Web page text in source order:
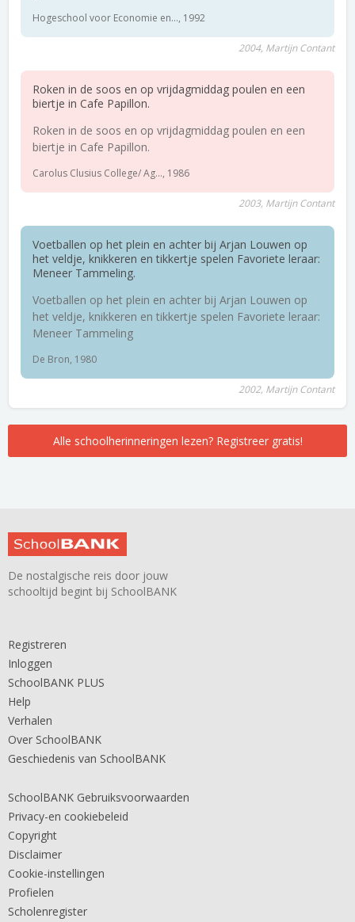
Hogeschool voor Economie en..., 1992
2004, Martijn Contant
Roken in de soos en op vrijdagmiddag poulen en een
biertje in Cafe Papillon.
Roken in de soos en op vrijdagmiddag poulen en een
biertje in Cafe Papillon.
Carolus Clusius College/ Ag..., 1986
2003, Martijn Contant
Voetballen op het plein en achter bij Arjan Louwen op
het veldje, knikkeren en tikkertje spelen Favoriete leraar:
Meneer Tammeling.
Voetballen op het plein en achter bij Arjan Louwen op
het veldje, knikkeren en tikkertje spelen Favoriete leraar:
Meneer Tammeling
De Bron, 1980
2002, Martijn Contant
Alle schoolherinneringen lezen? Registreer gratis!
De nostalgische reis door jouw
schooltijd begint bij SchoolBANK
Registreren
Inloggen
SchoolBANK PLUS
Help
Verhalen
Over SchoolBANK
Geschiedenis van SchoolBANK
SchoolBANK Gebruiksvoorwaarden
Privacy-en cookiebeleid
Copyright
Disclaimer
Cookie-instellingen
Profielen
Scholenregister